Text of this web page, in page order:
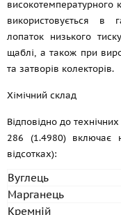
використовується в
лопаток низького
щаблі, а також при
та затворів колекторів.
Хімічний склад
Відповідно до
286 (1.4980) включає
відсотках):
Вуглець
Марганець
Кремній